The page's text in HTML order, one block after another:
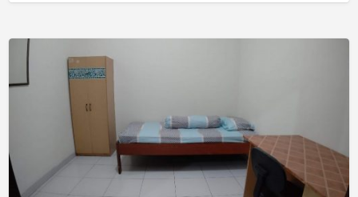
Kost
putri/wanita
mahasiswi/karyawati
Grogol,
strategis,